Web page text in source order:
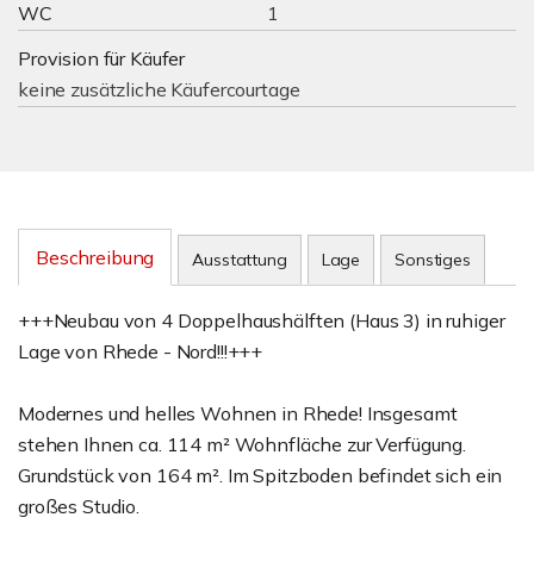
WC
1
Provision für Käufer
keine zusätzliche Käufercourtage
Beschreibung Ausstattung Lage Sonstiges
+++Neubau von 4 Doppelhaushälften (Haus 3) in ruhiger
Lage von Rhede - Nord!!!+++
Modernes und helles Wohnen in Rhede! Insgesamt
stehen Ihnen ca. 114 m² Wohnfläche zur Verfügung.
Grundstück von 164 m². Im Spitzboden befindet sich ein
großes Studio.